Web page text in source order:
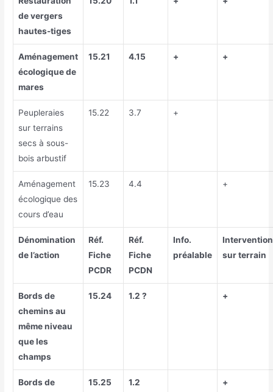
de vergers
hautes-tiges
Aménagement
écologique de
mares
15.21 4.15 + +
Peupleraies
sur terrains
secs à sous-
bois arbustif
15.22 3.7 +
Aménagement
écologique des
cours d’eau
15.23 4.4 +
Dénomination
de l’action
Réf.
Fiche
PCDR
Réf.
Fiche
PCDN
Info.
préalable
Intervention
sur terrain
Bords de
chemins au
même niveau
que les
champs
15.24 1.2 ? +
Bords de
15.25 1.2 +